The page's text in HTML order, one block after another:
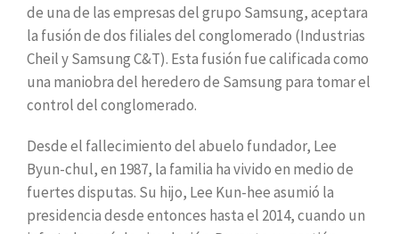
de una de las empresas del grupo Samsung, aceptara
la fusión de dos filiales del conglomerado (Industrias
Cheil y Samsung C&T). Esta fusión fue calificada como
una maniobra del heredero de Samsung para tomar el
control del conglomerado.
Desde el fallecimiento del abuelo fundador, Lee
Byun-chul, en 1987, la familia ha vivido en medio de
fuertes disputas. Su hijo, Lee Kun-hee asumió la
presidencia desde entonces hasta el 2014, cuando un